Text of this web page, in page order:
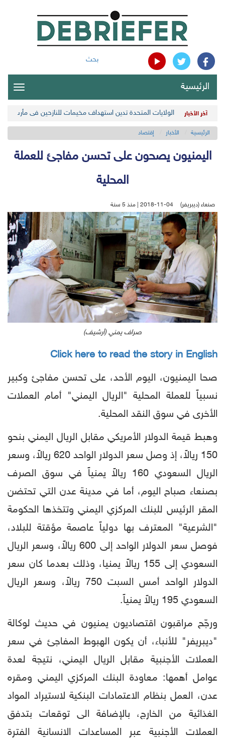
بحث
الرئيسية
آخر الأخبار الولايات المتحدة تدين استهداف مخيمات للنازحين في مأرب
الرئيسية الأخبار إقتصاد
اليمنيون يصحون على تحسن مفاجئ للعملة
المحلية
صنعاء (ديبريفر) 2018-11-04 | منذ 5 سنة
صراف يمني (أرشيف)
Click here to read the story in English
صحا اليمنيون، اليوم الأحد، على تحسن مفاجئ وكبير
نسبياً للعملة المحلية "الريال اليمني" أمام العملات
الأخرى في سوق النقد المحلية.
وهبط قيمة الدولار الأمريكي مقابل الريال اليمني بنحو
150 ريالاً، إذ وصل سعر الدولار الواحد 620 ريالاً، وسعر
الريال السعودي 160 ريالاً يمنياً في سوق الصرف
بصنعاء صباح اليوم، أما في مدينة عدن التي تحتضن
المقر الرئيس للبنك المركزي اليمني وتتخذها الحكومة
"الشرعية" المعترف بها دولياً عاصمة مؤقتة للبلاد،
فوصل سعر الدولار الواحد إلى 600 ريالاً، وسعر الريال
السعودي إلى 155 ريالاً يمنيا، وذلك بعدما كان سعر
الدولار الواحد أمس السبت 750 ريالاً، وسعر الريال
السعودي 195 ريالاً يمنياً.
ورجّح مراقبون اقتصاديون يمنيون في حديث لوكالة
"ديبريفر" للأنباء، أن يكون الهبوط المفاجئ في سعر
العملات الأجنبية مقابل الريال اليمني، نتيجة لعدة
عوامل أهمها: معاودة البنك المركزي اليمني ومقره
عدن، العمل بنظام الاعتمادات البنكية لاستيراد المواد
الغذائية من الخارج، بالإضافة الى توقعات بتدفق
العملات الأجنبية عبر المساعدات الانسانية الفترة